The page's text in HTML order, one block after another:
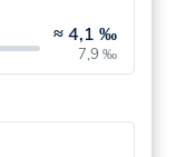
≈4,1 ‰
7,9 ‰